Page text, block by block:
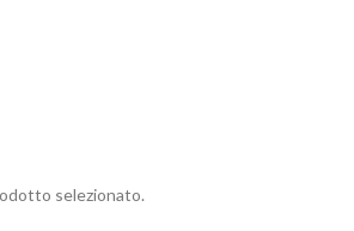
selezionato.